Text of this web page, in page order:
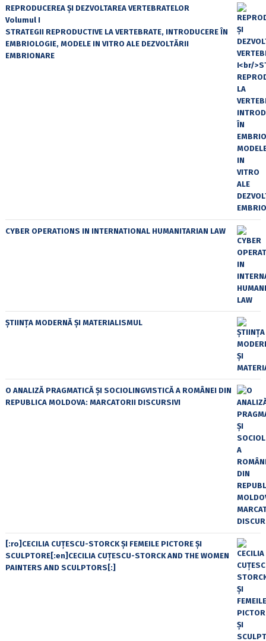
REPRODUCEREA ȘI DEZVOLTAREA VERTEBRATELOR
Volumul I
STRATEGII REPRODUCTIVE LA VERTEBRATE, INTRODUCERE ÎN
EMBRIOLOGIE, MODELE IN VITRO ALE DEZVOLTĂRII
EMBRIONARE
CYBER OPERATIONS IN INTERNATIONAL HUMANITARIAN LAW
ȘTIINȚA MODERNĂ ȘI MATERIALISMUL
O ANALIZĂ PRAGMATICĂ ȘI SOCIOLINGVISTICĂ A ROMÂNEI DIN
REPUBLICA MOLDOVA: MARCATORII DISCURSIVI
[:ro]CECILIA CUŢESCU-STORCK ŞI FEMEILE PICTORE ŞI
SCULPTORE[:en]CECILIA CUŢESCU-STORCK AND THE WOMEN
PAINTERS AND SCULPTORS[:]